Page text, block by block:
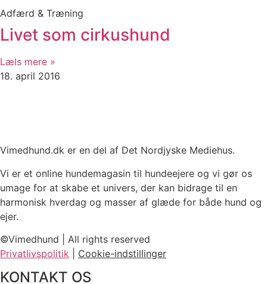
Adfærd & Træning
Livet som cirkushund
Læls mere »
18. april 2016
Vimedhund.dk er en del af Det Nordjyske Mediehus.
Vi er et online hundemagasin til hundeejere og vi gør os
umage for at skabe et univers, der kan bidrage til en
harmonisk hverdag og masser af glæde for både hund og
ejer.
©Vimedhund | All rights reserved
Privatlivspolitik
Cookie-indstillinger
KONTAKT OS